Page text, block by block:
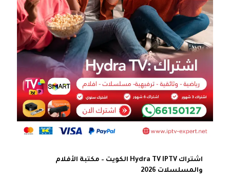
اشتراك Hydra TV IPTV الكويت – مكتبة الأفلام
والمسلسلات 2026